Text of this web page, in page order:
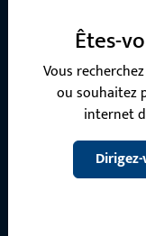
Sie uns einfach
Êtes-
Vous
ou souhaitez
internet